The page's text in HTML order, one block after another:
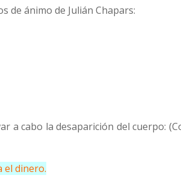
de ánimo de Julián Chapars:
a cabo la desaparición del cuerpo:
el dinero.